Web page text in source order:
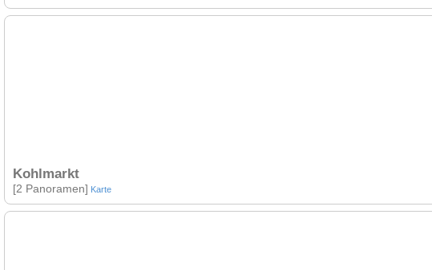
Kohlmarkt
[2 Panoramen] Karte